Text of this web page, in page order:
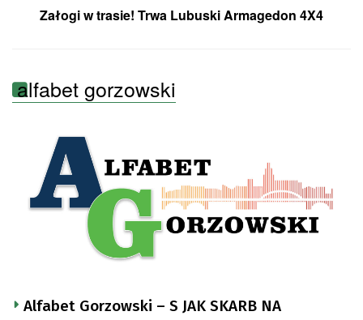
Załogi w trasie! Trwa Lubuski Armagedon 4X4
alfabet gorzowski
Alfabet Gorzowski – S JAK SKARB NA